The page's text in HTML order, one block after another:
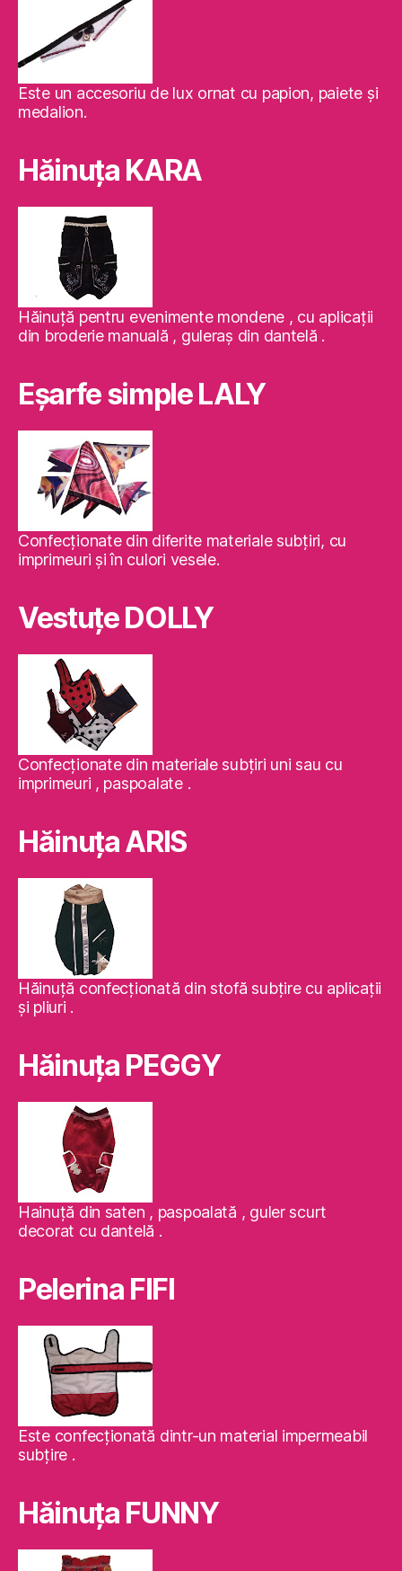
Este un accesoriu de lux ornat cu papion, paiete şi
medalion.
Hăinuţa KARA
Hăinuţă pentru evenimente mondene , cu aplicaţii
din broderie manuală , guleraş din dantelă .
Eşarfe simple LALY
Confecţionate din diferite materiale subţiri, cu
imprimeuri şi în culori vesele.
Vestuţe DOLLY
Confecţionate din materiale subţiri uni sau cu
imprimeuri , paspoalate .
Hăinuţa ARIS
Hăinuţă confecţionată din stofă subţire cu aplicaţii
şi pliuri .
Hăinuţa PEGGY
Hainuţă din saten , paspoalată , guler scurt
decorat cu dantelă .
Pelerina FIFI
Este confecţionată dintr-un material impermeabil
subţire .
Hăinuţa FUNNY